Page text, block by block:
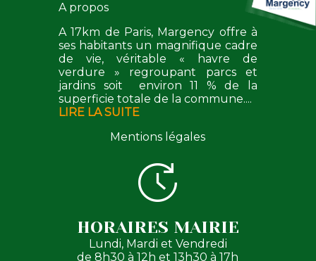
A propos
A 17km de Paris, Margency offre à
ses habitants un magnifique cadre
de vie, véritable « havre de
verdure » regroupant parcs et
jardins soit environ 11 % de la
superficie totale de la commune....
LIRE LA SUITE
Mentions légales
HORAIRES MAIRIE
Lundi, Mardi et Vendredi
de 8h30 à 12h et 13h30 à 17h